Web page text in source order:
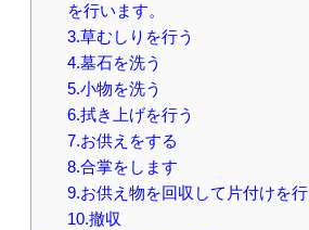
を行います。
3.草むしりを行う
4.墓石を洗う
5.小物を洗う
6.拭き上げを行う
7.お供えをする
8.合掌をします
9.お供え物を回収して片付けを
10.撤収